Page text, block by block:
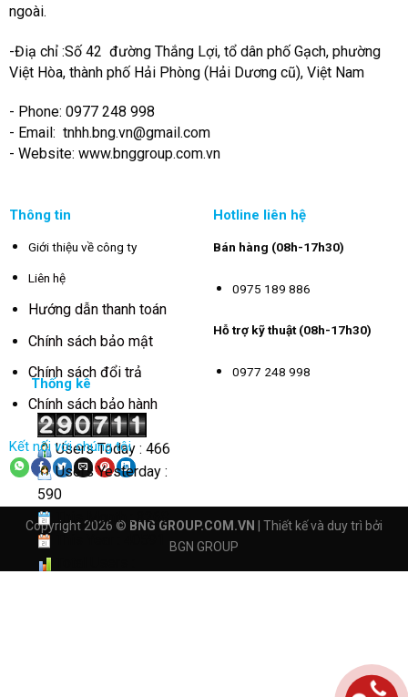
ngoài.
-Điạ chỉ :Số 42 đường Thắng Lợi, tổ dân phố Gạch, phường
Việt Hòa, thành phố Hải Phòng (Hải Dương cũ), Việt Nam
- Phone: 0977 248 998
- Email: tnhh.bng.vn@gmail.com
- Website: www.bnggroup.com.vn
Thông tin
Giới thiệu về công ty
Liên hệ
Hướng dẫn thanh toán
Chính sách bảo mật
Chính sách đổi trả
Chính sách bảo hành
Kết nối với chúng tôi
Hotline liên hệ
Bán hàng (08h-17h30)
0975 189 886
Hỗ trợ kỹ thuật (08h-17h30)
0977 248 998
Thống kê
Users Today : 466
Users Yesterday :
590
This Month : 3268
Copyright 2026 © BNG GROUP.COM.VN
| Thiết kế và duy trì bởi
BGN GROUP